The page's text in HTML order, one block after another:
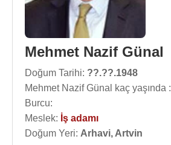
Mehmet Nazif Günal
Doğum Tarihi: ??.??.1948
Mehmet Nazif Günal kaç yaşında :
Burcu:
Meslek: İş adamı
Doğum Yeri: Arhavi, Artvin